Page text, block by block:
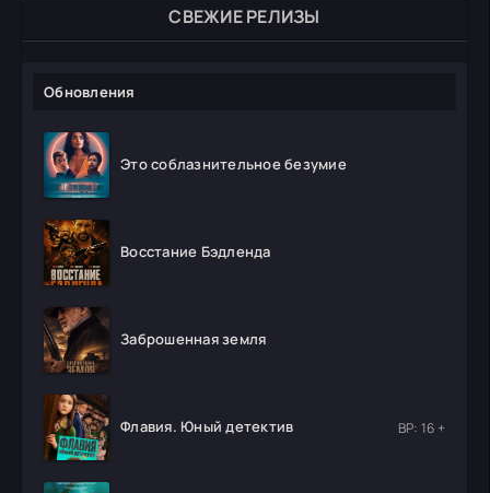
СВЕЖИЕ РЕЛИЗЫ
Обновления
Это соблазнительное безумие
Восстание Бэдленда
Заброшенная земля
Флавия. Юный детектив ВР: 16 +